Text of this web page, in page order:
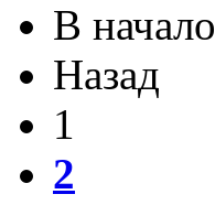
В начало
Назад
1
2